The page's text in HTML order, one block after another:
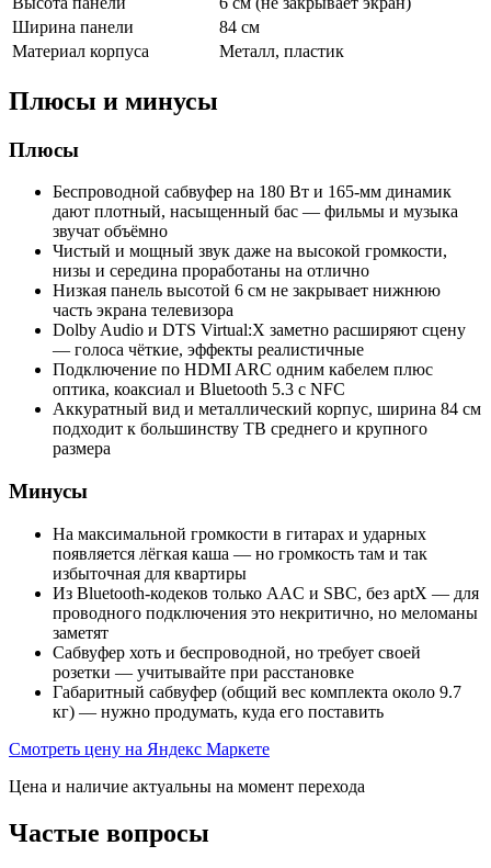
Ширина панели
84 см
Материал корпуса
Металл, пластик
Плюсы и минусы
Плюсы
Беспроводной сабвуфер на 180 Вт и 165-мм динамик
дают плотный, насыщенный бас — фильмы и музыка
звучат объёмно
Чистый и мощный звук даже на высокой громкости,
низы и середина проработаны на отлично
Низкая панель высотой 6 см не закрывает нижнюю
часть экрана телевизора
Dolby Audio и DTS Virtual:X заметно расширяют сцену
— голоса чёткие, эффекты реалистичные
Подключение по HDMI ARC одним кабелем плюс
оптика, коаксиал и Bluetooth 5.3 с NFC
Аккуратный вид и металлический корпус, ширина 84 см
подходит к большинству ТВ среднего и крупного
размера
Минусы
На максимальной громкости в гитарах и ударных
появляется лёгкая каша — но громкость там и так
избыточная для квартиры
Из Bluetooth-кодеков только AAC и SBC, без aptX — для
проводного подключения это некритично, но меломаны
заметят
Сабвуфер хоть и беспроводной, но требует своей
розетки — учитывайте при расстановке
Габаритный сабвуфер (общий вес комплекта около 9.7
кг) — нужно продумать, куда его поставить
Смотреть цену на Яндекс Маркете
Цена и наличие актуальны на момент перехода
Частые вопросы